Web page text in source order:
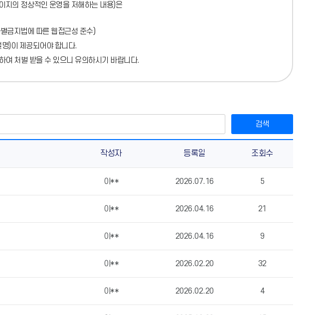
지의 정상적인 운영을 저해하는 내용)은
금지법에 따른 웹접근성 준수)
)이 제공되어야 합니다.
처벌 받을 수 있으니 유의하시기 바랍니다.
검색
작성자 등록일 조회수
이** 2026.07.16 5
이** 2026.04.16 21
이** 2026.04.16 9
이** 2026.02.20 32
이** 2026.02.20 4